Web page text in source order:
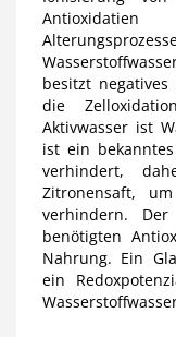
besitzt
die
Aktivwasser ist
ist ein
verhindert,
Zitronensaft,
verhindern.
benötigten
Nahrung. Ein
ein